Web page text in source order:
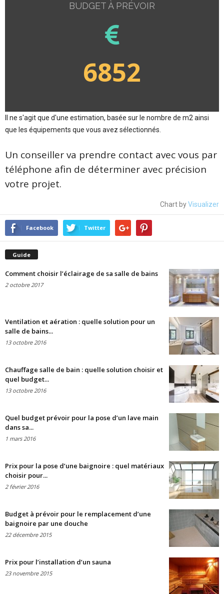
BUDGET À PRÉVOIR
6852
Il ne s'agit que d'une estimation, basée sur le nombre de m2 ainsi
que les équipements que vous avez sélectionnés.
Un conseiller va prendre contact avec vous par
téléphone afin de déterminer avec précision
votre projet.
Chart byVisualizer
Facebook Twitter
Guide
Comment choisir l’éclairage de sa salle de bains
2 octobre 2017
Ventilation et aération : quelle solution pour un
salle de bains...
13 octobre 2016
Chauffage salle de bain : quelle solution choisir et
quel budget...
13 octobre 2016
Quel budget prévoir pour la pose d’un lave main
dans sa...
1 mars 2016
Prix pour la pose d’une baignoire : quel matériaux
choisir pour...
2 février 2016
Budget à prévoir pour le remplacement d’une
baignoire par une douche
22 décembre 2015
Prix pour l’installation d’un sauna
23 novembre 2015